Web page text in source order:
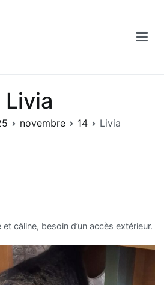
Livia
novembre 14 Livia
et câline, besoin d’un accès extérieur.